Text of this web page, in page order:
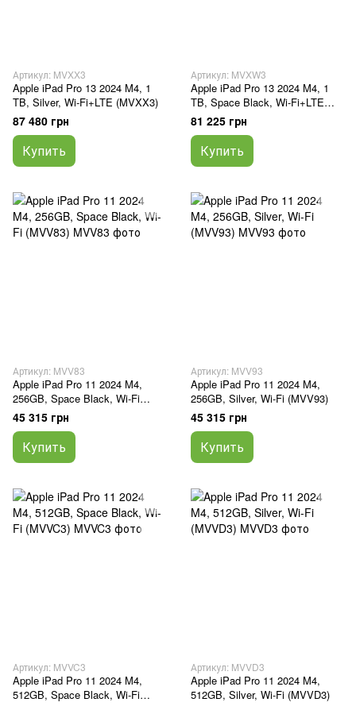
Артикул: MVXX3
Apple iPad Pro 13 2024 M4, 1
TB, Silver, Wi-Fi+LTE (MVXX3)
87 480 грн
Купить
Артикул: MVXW3
Apple iPad Pro 13 2024 M4, 1
TB, Space Black, Wi-Fi+LTE
(MVXW3)
81 225 грн
Купить
Артикул: MVV83
Apple iPad Pro 11 2024 M4,
256GB, Space Black, Wi-Fi
(MVV83)
45 315 грн
Купить
Артикул: MVV93
Apple iPad Pro 11 2024 M4,
256GB, Silver, Wi-Fi (MVV93)
45 315 грн
Купить
Артикул: MVVC3
Apple iPad Pro 11 2024 M4,
512GB, Space Black, Wi-Fi
Артикул: MVVD3
Apple iPad Pro 11 2024 M4,
512GB, Silver, Wi-Fi (MVVD3)